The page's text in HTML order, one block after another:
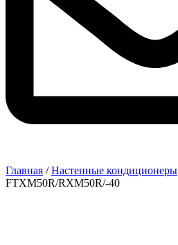
Главная /Настенные кондиционеры
FTXM50R/RXM50R/-40